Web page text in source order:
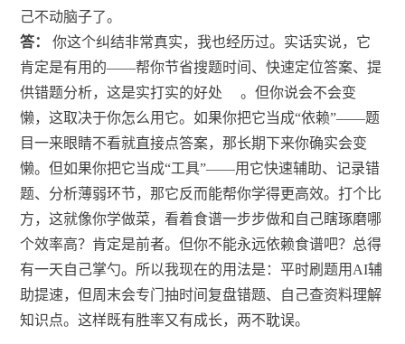
己不动脑子了。
答：
你这个纠结非常真实，我也经历过。实话实说，它
肯定是有用的——帮你节省搜题时间、快速定位答案、提
供错题分析，这是实打实的好处
。但你说会不会变
懒，这取决于你怎么用它。如果你把它当成“依赖”——题
目一来眼睛不看就直接点答案，那长期下来你确实会变
懒。但如果你把它当成“工具”——用它快速辅助、记录错
题、分析薄弱环节，那它反而能帮你学得更高效。打个比
方，这就像你学做菜，看着食谱一步步做和自己瞎琢磨哪
个效率高？肯定是前者。但你不能永远依赖食谱吧？总得
有一天自己掌勺。所以我现在的用法是：平时刷题用AI辅
助提速，但周末会专门抽时间复盘错题、自己查资料理解
知识点。这样既有胜率又有成长，两不耽误。